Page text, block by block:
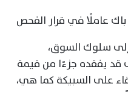
عاملًا في قرار الفحص
إلى سلوك السوق،
قد يفقده جزءًا من قيمة
على السبيكة كما هي،